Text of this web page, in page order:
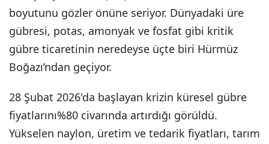
boyutunu gözler önüne seriyor. Dünyadaki üre
gübresi, potas, amonyak ve fosfat gibi kritik
gübre ticaretinin neredeyse üçte biri Hürmüz
Boğazı’ndan geçiyor.
28 Şubat 2026'da başlayan krizin küresel gübre
fiyatlarını%80 civarında artırdığı görüldü.
Yükselen naylon, üretim ve tedarik fiyatları, tarım